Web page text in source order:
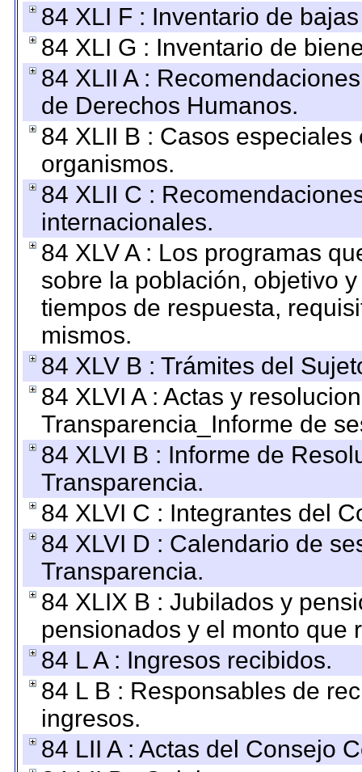
84 XLI F : Inventario de
84 XLI G : Inventario de
84 XLII A :
de Derechos Humanos.
84 XLII B : Casos
organismos.
84 XLII C :
internacionales.
84 XLV A : Los programas
sobre la población, objetivo
tiempos de respuesta,
mismos.
84 XLV B : Trámites del
84 XLVI A : Actas y
Transparencia_Informe de
84 XLVI B : Informe de
Transparencia.
84 XLVI C : Integrantes del
84 XLVI D : Calendario de
Transparencia.
84 XLIX B : Jubilados y
pensionados y el monto que
84 L A : Ingresos recibidos.
84 L B : Responsables de
ingresos.
84 LII A : Actas del Consejo